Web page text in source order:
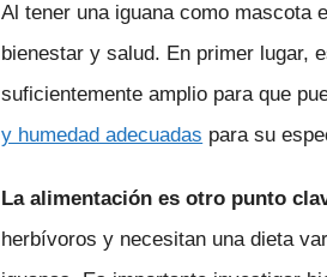
Al tener una iguana como mascota
bienestar y salud. En primer lugar,
suficientemente amplio para que
y humedad adecuadas para su
La alimentación es otro punto
herbívoros y necesitan una dieta